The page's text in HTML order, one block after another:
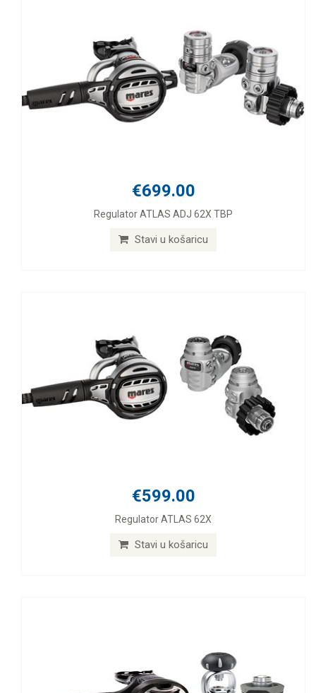
€699.00
Regulator ATLAS ADJ 62X TBP
Stavi u košaricu
€599.00
Regulator ATLAS 62X
Stavi u košaricu